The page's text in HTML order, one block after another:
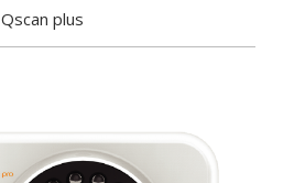
Qscan plus